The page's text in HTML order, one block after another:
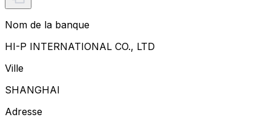
Nom de la banque
HI-P INTERNATIONAL CO., LTD
Ville
SHANGHAI
Adresse